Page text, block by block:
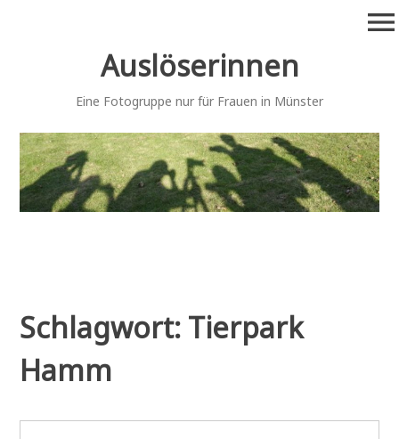
Auslöserinnen
Eine Fotogruppe nur für Frauen in Münster
menu
Schlagwort: Tierpark
Hamm